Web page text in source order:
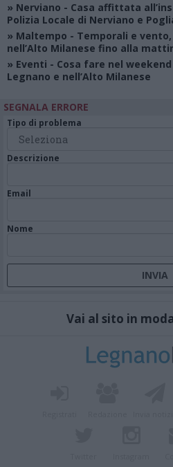
» Nerviano - Casa affittata
Polizia Locale di Nerviano e
» Maltempo - Temporali e
nell’Alto Milanese fino alla
» Eventi - Cosa fare nel
Legnano e nell’Alto Milanese
SEGNALA ERRORE
Tipo di problema
Descrizione
Email
Nome
Vai al sito in